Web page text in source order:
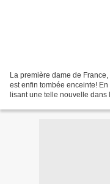
La première dame de
est enfin tombée enceinte!
lisant une telle nouvelle dans